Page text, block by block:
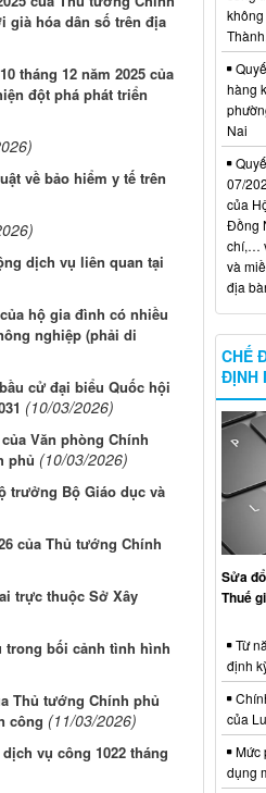
hóa dân số trên địa
tháng 12 năm 2025 của
đột phá phát triển
về bảo hiểm y tế trên
dịch vụ liên quan tại
hộ gia đình có nhiều
nghiệp (phải di
cử đại biểu Quốc hội
(10/03/2026)
Văn phòng Chính
phủ (10/03/2026)
trưởng Bộ Giáo dục và
của Thủ tướng Chính
trực thuộc Sở Xây
trong bối cảnh tình hình
Thủ tướng Chính phủ
công (11/03/2026)
vụ công 1022 tháng
hàng
Nai
07/
của
Đồng
chí,…
và
địa
CHẾ
ĐỊNH
Sửa
Thuế
Từ
định
của
Mức
dụng